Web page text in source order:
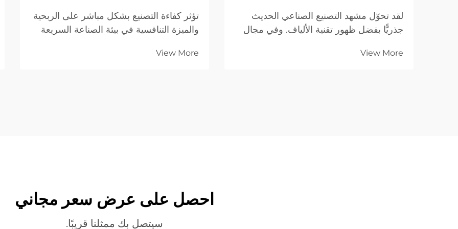
لقد تحوّل مشهد التصنيع الصناعي الحديث
جذريًّا بفضل ظهور تقنية الألياف. وفي مجال
القمة في الكفاءة والدقة والتنوّع. وعلى
View More
تؤثر كفاءة التصنيع بشكل مباشر على الربحية
والميزة التنافسية في بيئة الصناعة السريعة
المعادن التقليدية صعوبات في تلبية متطلبات
View More
احصل على عرض سعر مجاني
سيتصل بك ممثلنا قريبًا.